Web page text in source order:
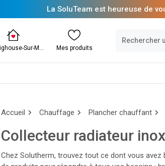
La SoluTeam est heureuse de
Schweighouse-Sur-Moder Mes produits
Accueil Chauffage Plancher chauffant
Collecteur radiateur inox
Chez Solutherm, trouvez tout ce dont vous